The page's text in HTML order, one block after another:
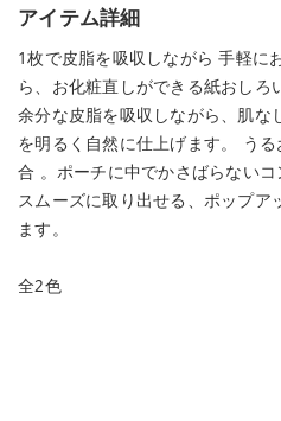
アイテム詳細
1枚で皮脂を吸収しながら 手軽に
ら、お化粧直しができる紙おしろ
余分な皮脂を吸収しながら、肌な
を明るく自然に仕上げます。 う
合 。ポーチに中でかさばらない
スムーズに取り出せる、ポップア
ます。
全2色